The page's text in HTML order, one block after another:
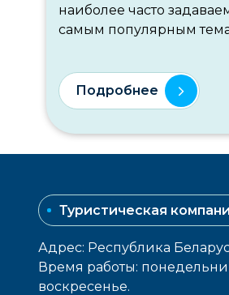
наиболее часто
самым популярным
Подробнее
Туристическая
Адрес: Республика
Время работы:
воcкресенье.